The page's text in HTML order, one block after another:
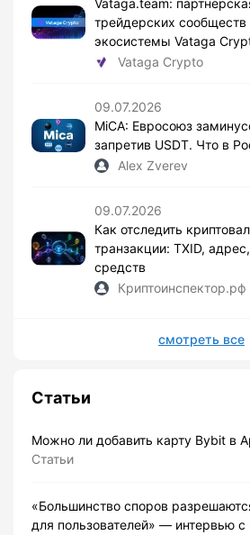
Vataga.team:
трейдерских сообществ
экосистемы Vataga
Vataga Crypto
09.07.2026
MiCA: Евросоюз
запретив USDT. Что в
Alex Zverev
09.07.2026
Как отследить
транзакции: TXID,
средств
Криптоинспектор.рф
смотреть все
Статьи
Можно ли добавить карту Bybit в
Статьи
«Большинство споров
для пользователей» — интервью с